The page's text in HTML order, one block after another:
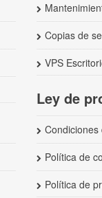
Copias de
VPS
Ley de
Condiciones
Política de
Política de